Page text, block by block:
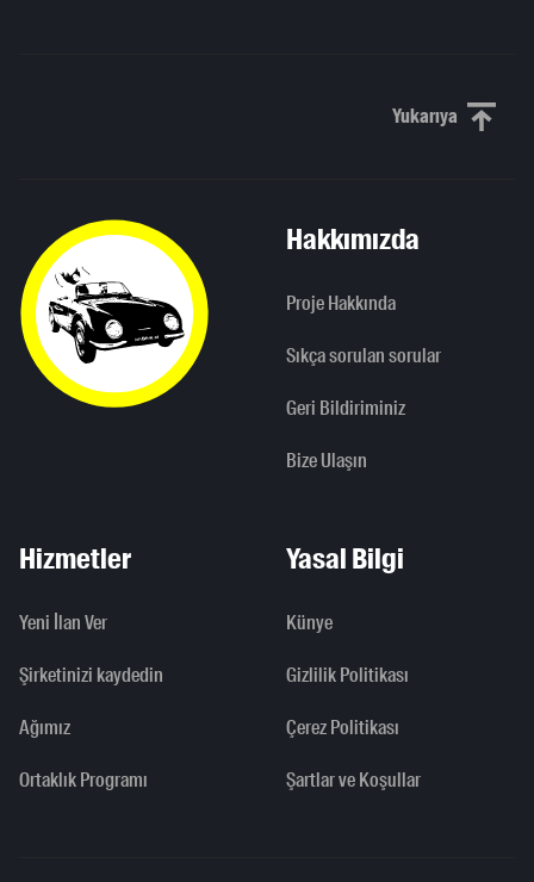
YukarıyaYukarı
Hakkımızda
Proje Hakkında
Sıkça sorulan sorular
Geri Bildiriminiz
Bize Ulaşın
Hizmetler
Yeni İlan Ver
Şirketinizi kaydedin
Ağımız
Ortaklık Programı
Yasal Bilgi
Künye
Gizlilik Politikası
Çerez Politikası
Şartlar ve Koşullar